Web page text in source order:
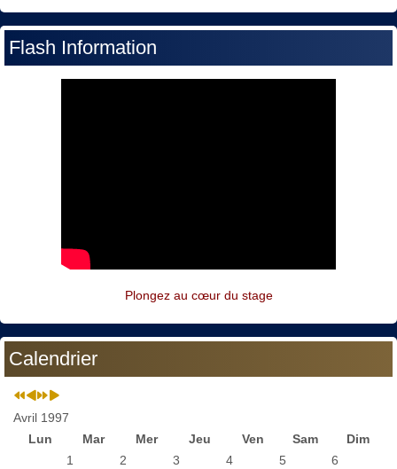
Flash Information
Plongez au cœur du stage
Calendrier
Avril 1997
Lun
Mar Mer Jeu Ven Sam
Dim
1
2 3 4 5
6